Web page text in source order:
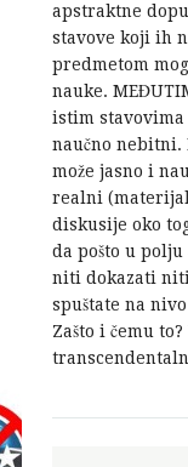
apstraktne
stavove koji ih
predmetom
nauke.
istim
naučno nebitni.
može jasno i
realni
diskusije oko
da pošto u
niti dokazati
spuštate na
Zašto i čemu